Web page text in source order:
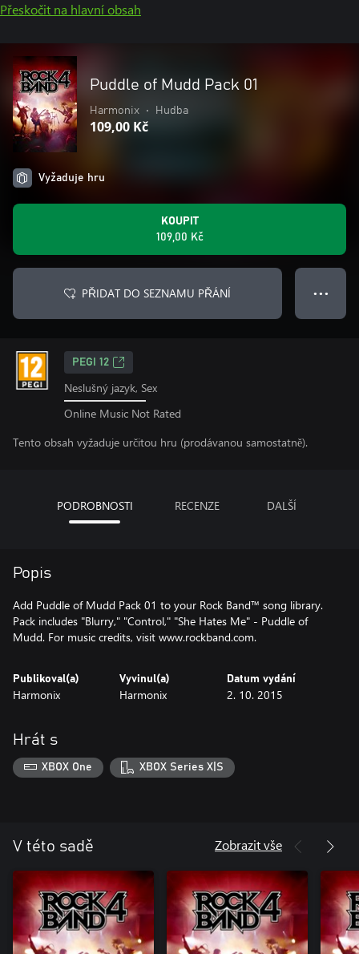
Přeskočit na hlavní obsah
Puddle of Mudd Pack 01
Harmonix • Hudba
109,00 Kč
Vyžaduje hru
KOUPIT
109,00 Kč
PŘIDAT DO SEZNAMU PŘÁNÍ ● ● ●
PEGI 12
Neslušný jazyk, Sex
Online Music Not Rated
Tento obsah vyžaduje určitou hru (prodávanou samostatně).
PODROBNOSTI RECENZE DALŠÍ
Popis
Add Puddle of Mudd Pack 01 to your Rock Band™ song library.
Pack includes "Blurry," "Control," "She Hates Me" - Puddle of
Mudd. For music credits, visit www.rockband.com.
Publikoval(a)
Harmonix
Vyvinul(a)
Harmonix
Datum vydání
2. 10. 2015
Hrát s
XBOX One XBOX Series X|S
V této sadě Zobrazit vše